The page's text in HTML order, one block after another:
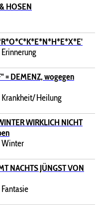
HOSEN
= DEMENZ, wogegen
Heilung
WIRKLICH NICHT
Winter
NACHTS JÜNGST VON